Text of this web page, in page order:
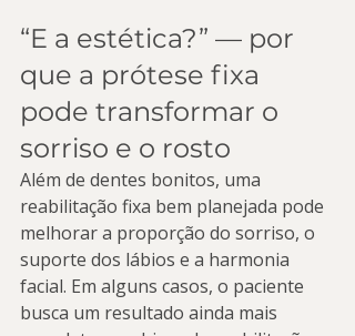
“E a estética?” — por
que a prótese fixa
pode transformar o
sorriso e o rosto
Além de dentes bonitos, uma
reabilitação fixa bem planejada pode
melhorar a proporção do sorriso, o
suporte dos lábios e a harmonia
facial. Em alguns casos, o paciente
busca um resultado ainda mais